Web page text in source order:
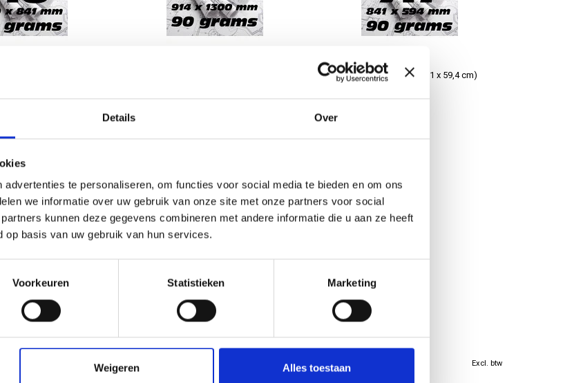
Details Over
te personaliseren, om functies voor social media te bieden en om ons
we informatie over uw gebruik van onze site met onze partners voor social
kunnen deze gegevens combineren met andere informatie die u aan ze heeft
basis van uw gebruik van hun services.
Voorkeuren Statistieken Marketing
Weigeren Alles toestaan
A1 bouwtekening (84,1 x 59,4 cm)
(118,9 x 59,4 cm)
€4,50
A0++ bouwtekening - 1500 x 841 mm
€7,95
Excl. btw